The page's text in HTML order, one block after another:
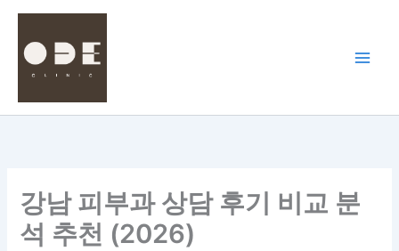
너
강남 피부과 상담 후기 비교 분
석 추천 (2026)